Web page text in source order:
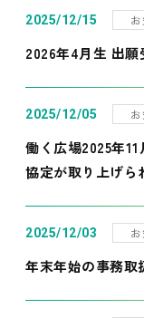
2025/12/15
2026年4月生 出願
2025/12/05
働く広場2025年
協定が取り上げら
2025/12/03
年末年始の事務取